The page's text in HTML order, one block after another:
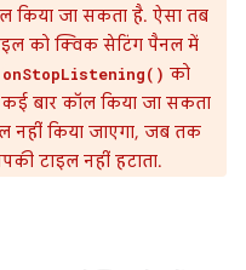
किया जा सकता है. ऐसा तब
को क्विक सेटिंग पैनल में
onStopListening() को
बार कॉल किया जा सकता
नहीं किया जाएगा, जब तक
टाइल नहीं हटाता.